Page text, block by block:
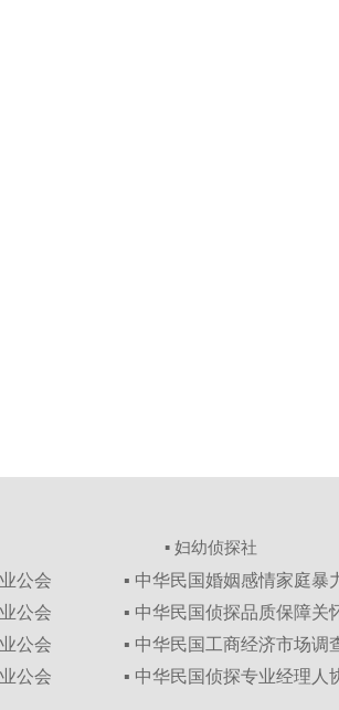
▪ 妇幼侦探社
公会
公会
公会
公会
▪ 中华民国婚姻感情家庭暴
▪ 中华民国侦探品质保障关
▪ 中华民国工商经济市场调
▪ 中华民国侦探专业经理人